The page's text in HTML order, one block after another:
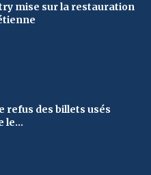
mise sur la restauration
refus des billets usés
le...